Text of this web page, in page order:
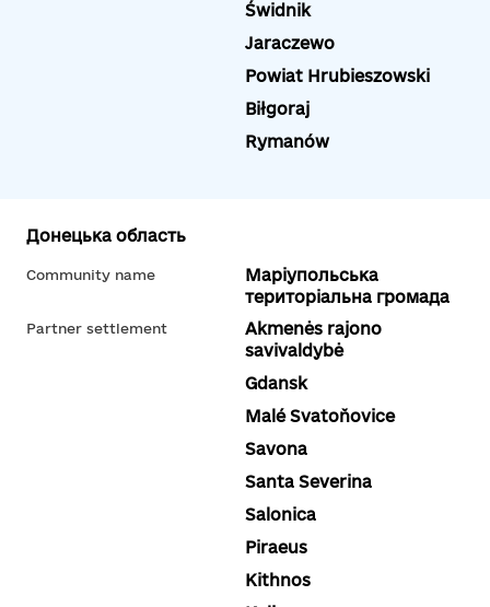
Świdnik
Jaraczewo
Powiat Hrubieszowski
Biłgoraj
Rymanów
Донецька область
Community name
Маріупольська
територіальна громада
Partner settlement
Akmenės rajono
savivaldybė
Gdansk
Malé Svatoňovice
Savona
Santa Severina
Salonica
Piraeus
Kithnos